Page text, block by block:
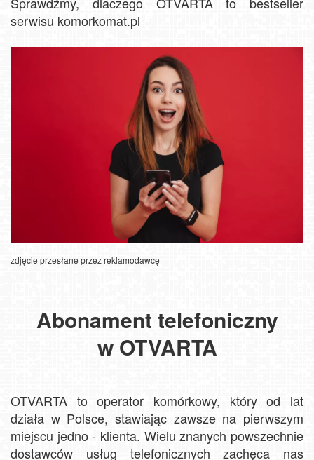
serwisu komorkomat.pl
zdjęcie przesłane przez reklamodawcę
Abonament telefoniczny
w OTVARTA
OTVARTA to operator komórkowy, który od lat
działa w Polsce, stawiając zawsze na pierwszym
miejscu jedno - klienta. Wielu znanych powszechnie
dostawców usług telefonicznych zachęca nas